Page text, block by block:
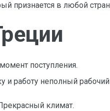
признается в любой
поступления.
и работу неполный
климат.